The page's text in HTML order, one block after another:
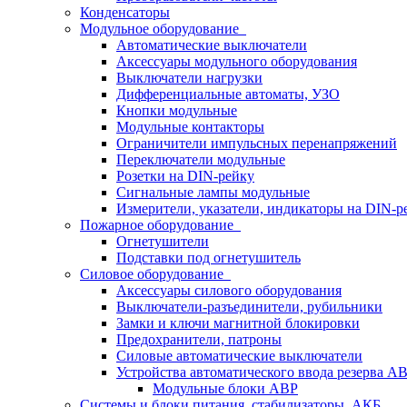
Конденсаторы
Модульное оборудование
Автоматические выключатели
Аксессуары модульного оборудования
Выключатели нагрузки
Дифференциальные автоматы, УЗО
Кнопки модульные
Модульные контакторы
Ограничители импульсных перенапряжений
Переключатели модульные
Розетки на DIN-рейку
Сигнальные лампы модульные
Измерители, указатели, индикаторы на DIN-
Пожарное оборудование
Огнетушители
Подставки под огнетушитель
Силовое оборудование
Аксессуары силового оборудования
Выключатели-разъединители, рубильники
Замки и ключи магнитной блокировки
Предохранители, патроны
Силовые автоматические выключатели
Устройства автоматического ввода резерва
Модульные блоки АВР